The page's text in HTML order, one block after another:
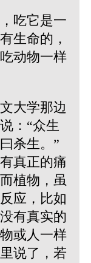
吃它是一
生命的，
动物一样
大学那边
：“众生
杀生。”
真正的痛
植物，虽
应，比如
有真实的
或人一样
说了，若